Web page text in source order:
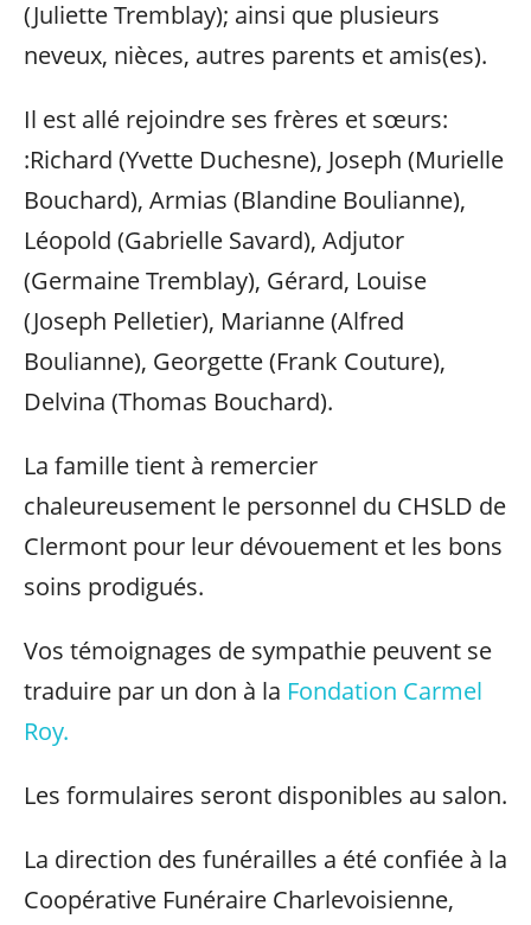
(Juliette Tremblay); ainsi que plusieurs
neveux, nièces, autres parents et amis(es).
Il est allé rejoindre ses frères et sœurs:
:Richard (Yvette Duchesne), Joseph (Murielle
Bouchard), Armias (Blandine Boulianne),
Léopold (Gabrielle Savard), Adjutor
(Germaine Tremblay), Gérard, Louise
(Joseph Pelletier), Marianne (Alfred
Boulianne), Georgette (Frank Couture),
Delvina (Thomas Bouchard).
La famille tient à remercier
chaleureusement le personnel du CHSLD de
Clermont pour leur dévouement et les bons
soins prodigués.
Vos témoignages de sympathie peuvent se
traduire par un don à la Fondation Carmel
Roy.
Les formulaires seront disponibles au salon.
La direction des funérailles a été confiée à la
Coopérative Funéraire Charlevoisienne,